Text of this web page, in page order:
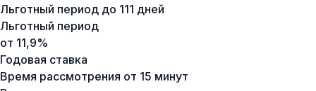
Льготный период до 111 дней
Льготный период
от 11,9%
Годовая ставка
Время рассмотрения от 15 минут